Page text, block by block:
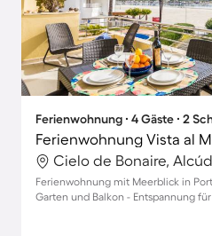
Ferienwohnung ∙ 4 Gäste ∙ 2
Ferienwohnung Vista al
Cielo de Bonaire,
Ferienwohnung mit Meerblick in
Garten und Balkon - Entspannung